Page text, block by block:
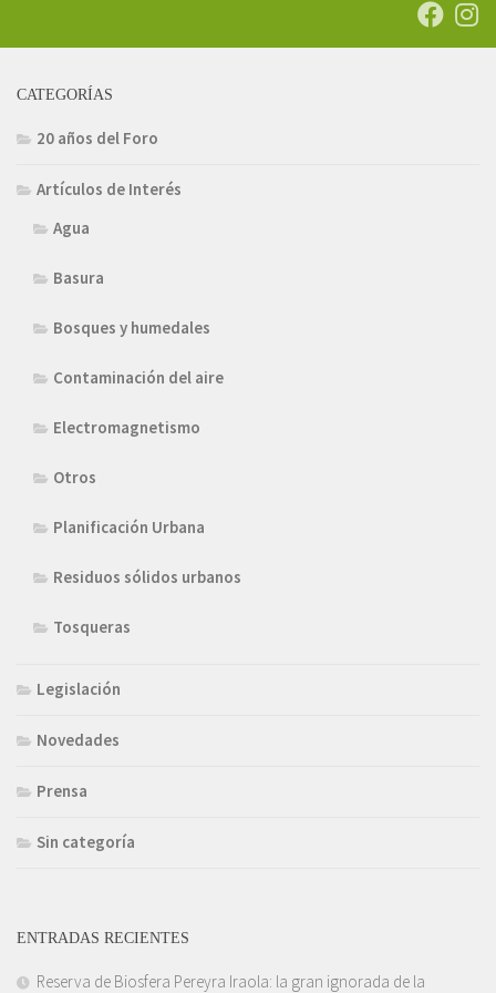
CATEGORÍAS
20 años del Foro
Artículos de Interés
Agua
Basura
Bosques y humedales
Contaminación del aire
Electromagnetismo
Otros
Planificación Urbana
Residuos sólidos urbanos
Tosqueras
Legislación
Novedades
Prensa
Sin categoría
ENTRADAS RECIENTES
Reserva de Biosfera Pereyra Iraola: la gran ignorada de la